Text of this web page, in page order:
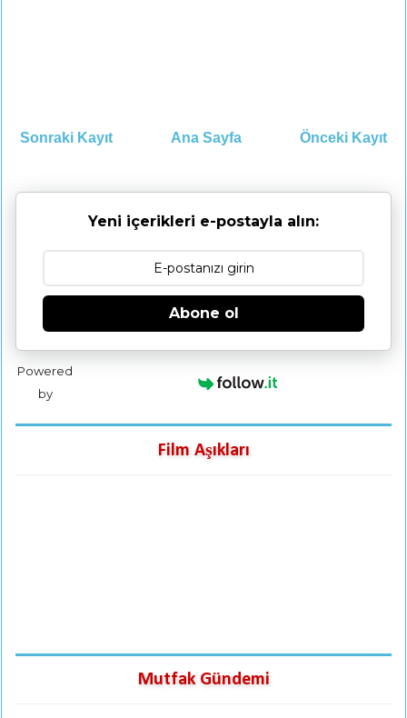
Sonraki Kayıt Önceki Kayıt
Ana Sayfa
Yeni içerikleri e-postayla alın:
Abone ol
Powered
by
Film Aşıkları
Mutfak Gündemi